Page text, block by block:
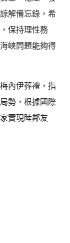
解備忘錄，希
保持理性務
峽問題能夠得
內伊葬禮，指
勢，根據國際
實現睦鄰友